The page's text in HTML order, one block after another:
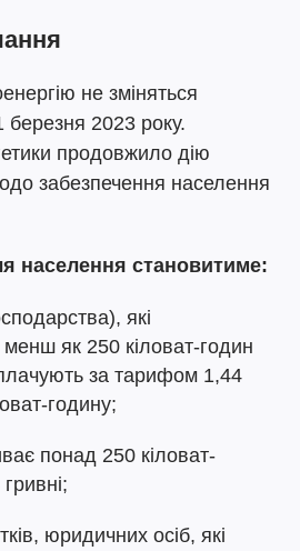
не зміняться
2023 року.
продовжило дію
забезпечення населення
населення становитиме:
які
як 250 кіловат-годин
за тарифом 1,44
годину;
понад 250 кіловат-
юридичних осіб, які